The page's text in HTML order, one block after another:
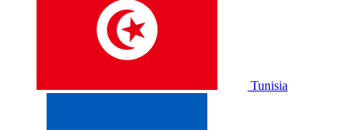
Tunisia